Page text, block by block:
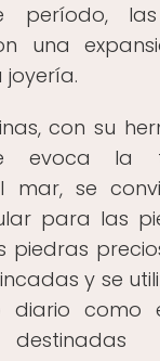
período,
una
joyería.
con su
evoca la
mar, se
para las
piedras
y se
diario como
destinadas